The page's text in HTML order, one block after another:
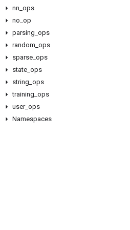
nn ops
no op
parsing ops
random ops
sparse ops
state ops
string ops
training ops
user_ ops
Namespaces